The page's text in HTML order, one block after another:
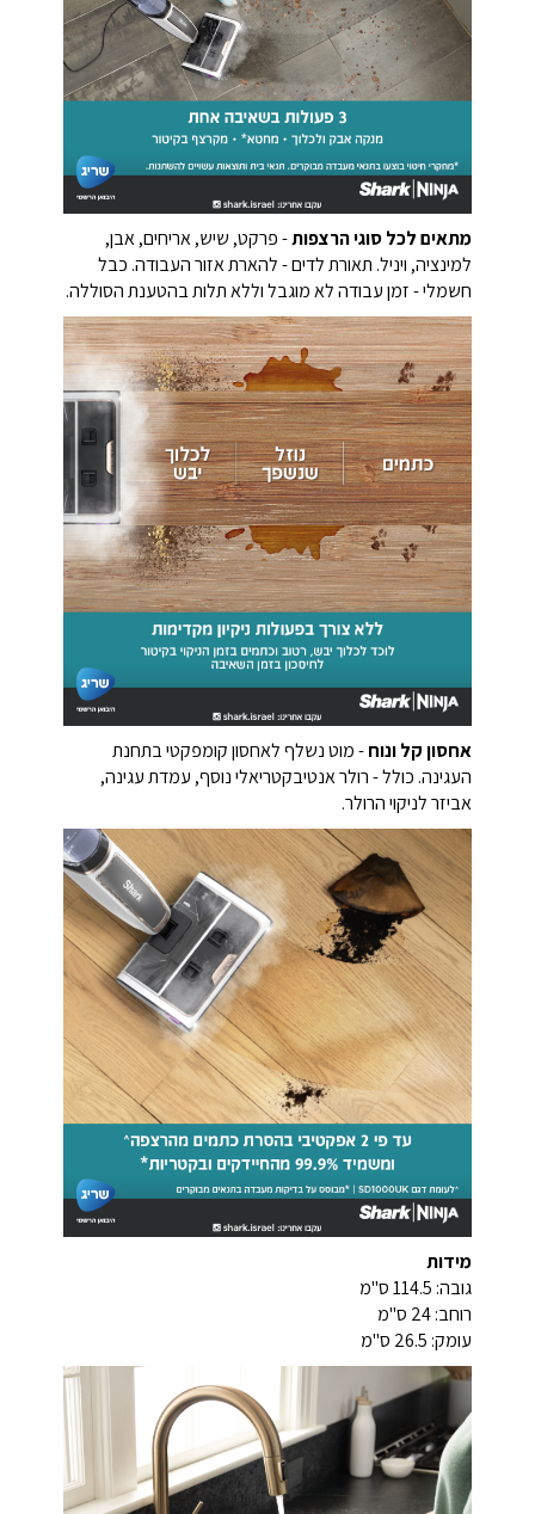
מתאים לכל סוגי הרצפות- פרקט, שיש, אריחים, אבן,
למינציה, ויניל. תאורת לדים - להארת אזור העבודה. כבל
חשמלי - זמן עבודה לא מוגבל וללא תלות בהטענת הסוללה.
אחסון קל ונוח- מוט נשלף לאחסון קומפקטי בתחנת
העגינה. כולל - רולר אנטיבקטריאלי נוסף, עמדת עגינה,
אביזר לניקוי הרולר.
מידות
גובה: 114.5 ס"מ
רוחב: 24 ס"מ
עומק: 26.5 ס"מ